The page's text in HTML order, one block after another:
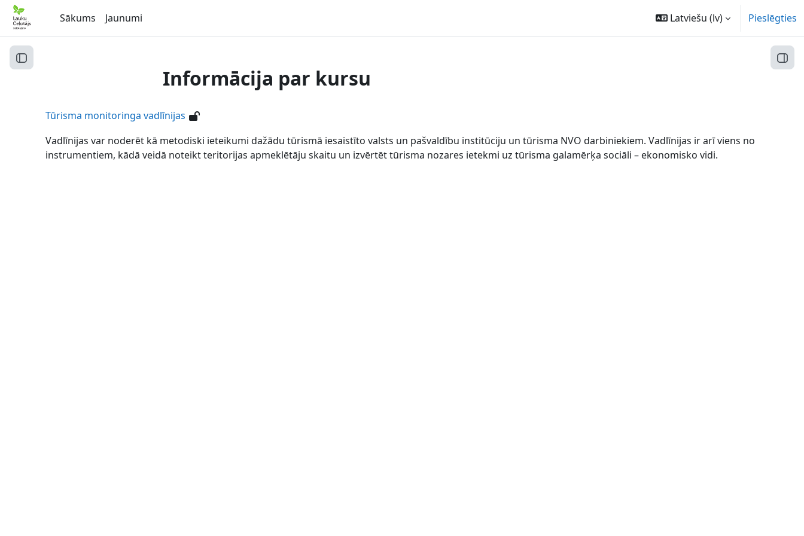
Atvērt galveno saturu
Sākums
Jaunumi Latviešu ‎(lv)‎ Pieslēgties
Atvērt kursu indeksu
Informācija par kursu
Tūrisma monitoringa vadlīnijas
Vadlīnijas var noderēt kā metodiski ieteikumi dažādu tūrismā iesaistīto valsts un pašvaldību institūciju un tūrisma NVO darbiniekiem. Vadlīnijas ir arī viens no
instrumentiem, kādā veidā noteikt teritorijas apmeklētāju skaitu un izvērtēt tūrisma nozares ietekmi uz tūrisma galamērķa sociāli – ekonomisko vidi.